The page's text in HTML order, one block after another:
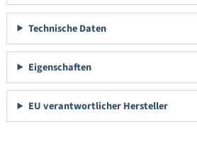
Technische Daten
Eigenschaften
EU verantwortlicher Hersteller